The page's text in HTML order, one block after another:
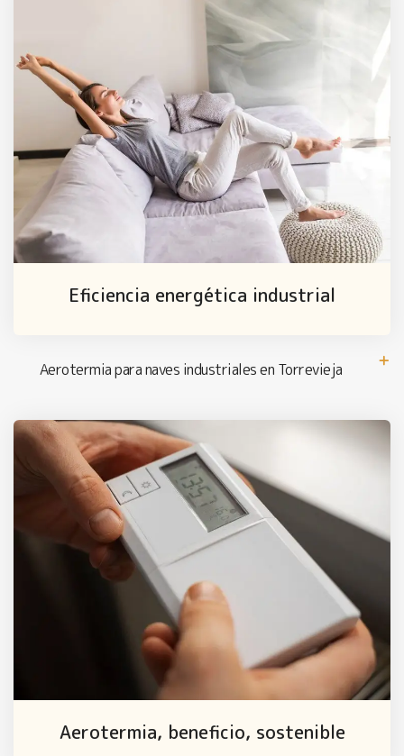
Eficiencia energética industrial
Aerotermia para naves industriales en Torrevieja
Aerotermia, beneficio, sostenible